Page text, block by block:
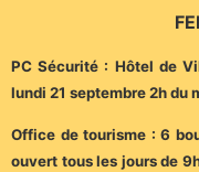
PC Sécurité : Hôtel de
lundi 21 septembre 2h du
Office de tourisme : 6
ouvert tous les jours de